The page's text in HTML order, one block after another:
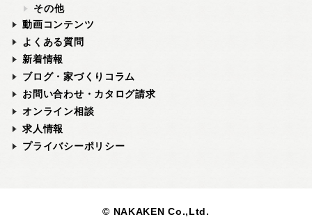
その他
動画コンテンツ
よくある質問
新着情報
ブログ・家づくりコラム
お問い合わせ・カタログ請求
オンライン相談
求人情報
プライバシーポリシー
© NAKAKEN Co.,Ltd.